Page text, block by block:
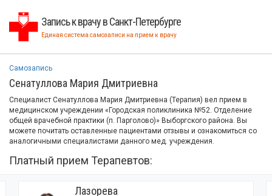
Запись к врачу в Санкт-Петербурге
Единая система самозаписи на прием к врачу
Самозапись
Сенатуллова Мария Дмитриевна
Специалист Сенатуллова Мария Дмитриевна (Терапия) вел прием в
медицинском учреждении «Городская поликлиника №52. Отделение
общей врачебной практики (п. Парголово)» Выборгского района. Вы
можете почитать оставленные пациентами отзывы и ознакомиться со
аналогичными специалистами данного мед. учреждения.
Платный прием Терапевтов:
Лазорева